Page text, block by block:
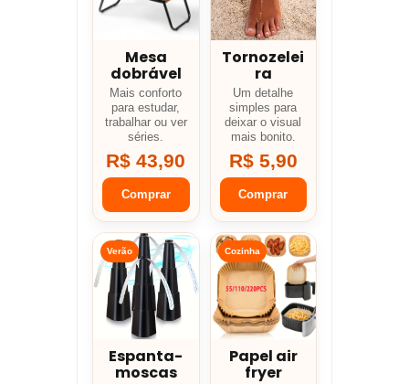
Mesa
dobrável
Mais conforto
para estudar,
trabalhar ou ver
séries.
R$ 43,90
Comprar
Tornozelei
ra
Um detalhe
simples para
deixar o visual
mais bonito.
R$ 5,90
Comprar
Verão
Espanta-
moscas
Cozinha
Papel air
fryer